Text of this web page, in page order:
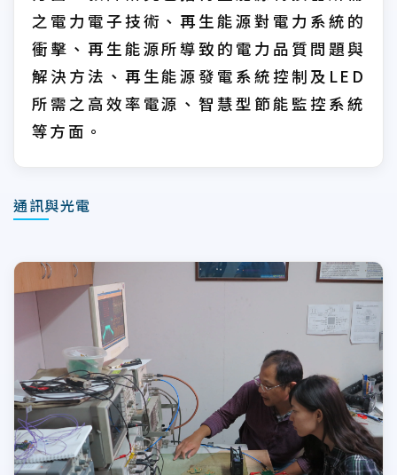
之電力電子技術、再生能源對電力系統的
衝擊、再生能源所導致的電力品質問題與
解決方法、再生能源發電系統控制及LED
所需之高效率電源、智慧型節能監控系統
等方面。
通訊與光電